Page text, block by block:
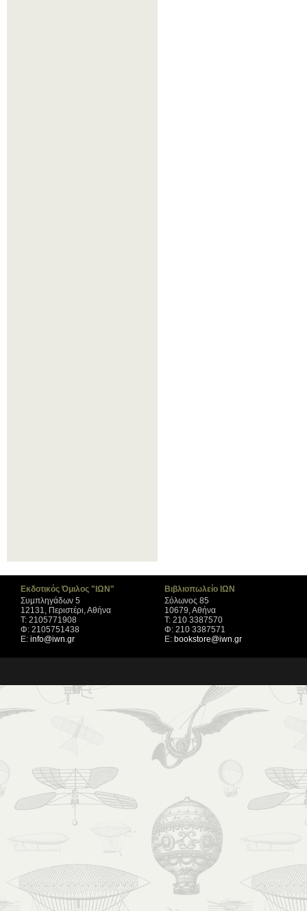
Εκδοτικός Όμιλος "ΙΩΝ"
Συμπληγάδων 5
12131, Περιστέρι, Αθήνα
Τ: 2105771908
Φ: 2105751438
Ε: info@iwn.gr
Βιβλιοπωλείο ΙΩΝ
Σόλωνος 85
10679, Αθήνα
Τ: 210 3387570
Φ: 210 3387571
Ε: bookstore@iwn.gr